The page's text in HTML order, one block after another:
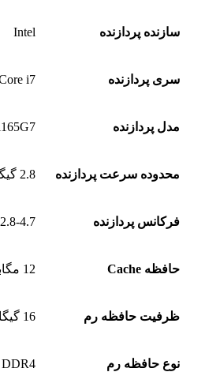
سازنده پردازنده Intel
سری پردازنده i7
مدل پردازنده
محدوده سرعت پردازنده 2.8 گیگاهرتز و بیشتر
فرکانس پردازنده 2.8-4.7 GHz
حافظه Cache 12 مگابایت
ظرفیت حافظه رم 16 گیگابایت
نوع حافظه رم DDR4